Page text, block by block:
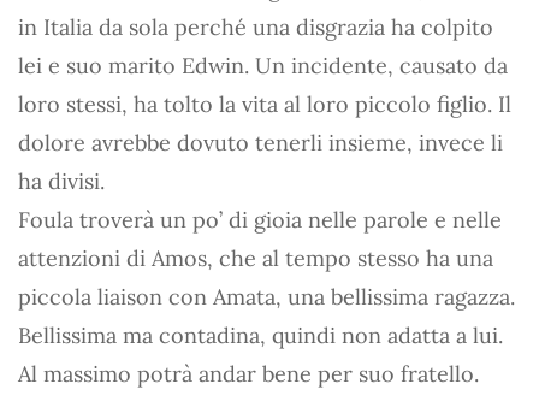
in Italia da sola perché una disgrazia ha colpito
lei e suo marito Edwin. Un incidente, causato da
loro stessi, ha tolto la vita al loro piccolo figlio. Il
dolore avrebbe dovuto tenerli insieme, invece li
ha divisi.
Foula troverà un po’ di gioia nelle parole e nelle
attenzioni di Amos, che al tempo stesso ha una
piccola liaison con Amata, una bellissima ragazza.
Bellissima ma contadina, quindi non adatta a lui.
Al massimo potrà andar bene per suo fratello.